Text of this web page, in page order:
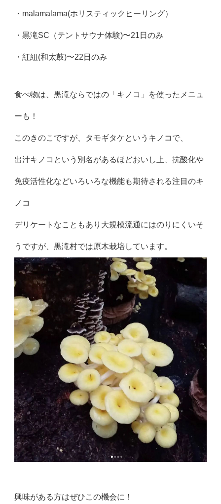
・malamalama(ホリスティックヒーリング）
・黒滝SC（テントサウナ体験)〜21日のみ
・紅組(和太鼓)〜22日のみ
食べ物は、黒滝ならではの「キノコ」を使ったメニュ
ーも！
このきのこですが、タモギタケというキノコで、
出汁キノコという別名があるほどおいし上、抗酸化や
免疫活性化などいろいろな機能も期待される注目のキ
ノコ
デリケートなこともあり大規模流通にはのりにくいそ
うですが、黒滝村では原木栽培しています。
興味がある方はぜひこの機会に！